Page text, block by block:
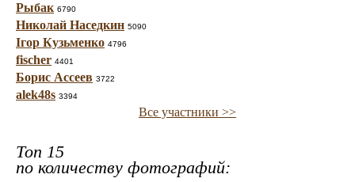
Рыбак 6790
Николай Наседкин 5090
Ігор Кузьменко 4796
fischer 4401
Борис Ассеев 3722
alek48s 3394
Все участники >>
Топ 15
по количеству фотографий: